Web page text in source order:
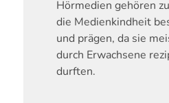
Hörmedien gehören
die Medienkindheit
und prägen, da sie
durch Erwachsene
durften.